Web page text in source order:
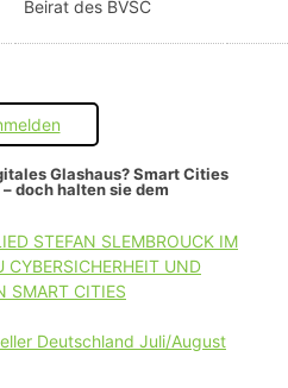
Beirat des BVSC
Glashaus? Smart Cities
doch halten sie dem
STEFAN SLEMBROUCK IM
CYBERSICHERHEIT UND
SMART CITIES